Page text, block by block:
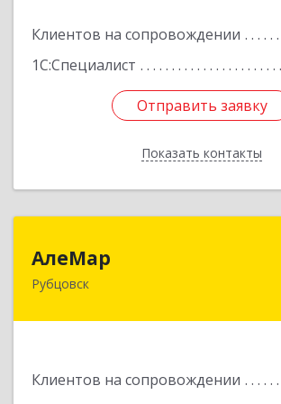
Клиентов на сопровождении
1С:Специалист
Отправить заявку
Показать контакты
Отправить заявку
Назад
АлеМар
Рубцовск
Клиентов на сопровождении